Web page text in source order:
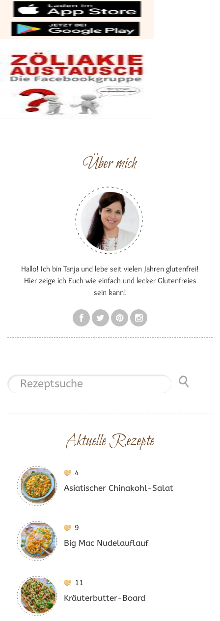
Über mich
Hallo! Ich bin Tanja und lebe seit vielen Jahren glutenfrei!
Hier zeige ich Euch wie einfach und lecker Glutenfreies
sein kann!
Aktuelle Rezepte
4
Asiatischer Chinakohl-Salat
9
Big Mac Nudelauflauf
11
Kräuterbutter-Board